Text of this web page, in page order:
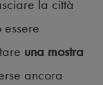
la città
una mostra
ancora